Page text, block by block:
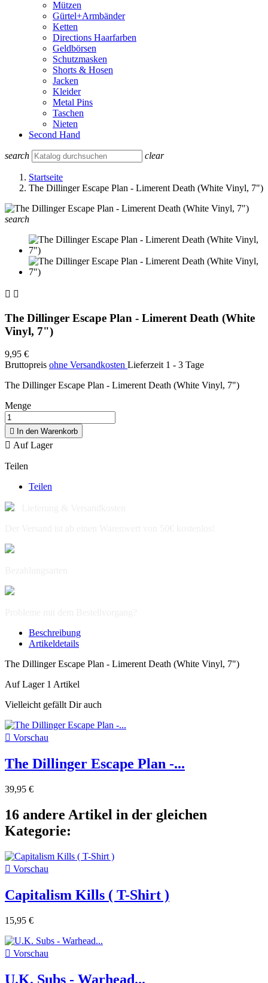
Mützen
Gürtel+Armbänder
Ketten
Directions Haarfarben
Geldbörsen
Schutzmasken
Shorts & Hosen
Jacken
Kleider
Metal Pins
Taschen
Nieten
Second Hand
search clear
Startseite
The Dillinger Escape Plan - Limerent Death (White Vinyl, 7")
search
 
The Dillinger Escape Plan - Limerent Death (White
Vinyl, 7")
9,95 €
Bruttopreis ohne Versandkosten Lieferzeit 1 - 3 Tage
The Dillinger Escape Plan - Limerent Death (White Vinyl, 7")
Menge
 In den Warenkorb
 Auf Lager
Teilen
Teilen
Beschreibung
Artikeldetails
The Dillinger Escape Plan - Limerent Death (White Vinyl, 7")
Auf Lager 1 Artikel
Vielleicht gefällt Dir auch
 Vorschau
The Dillinger Escape Plan -...
39,95 €
16 andere Artikel in der gleichen
Kategorie:
 Vorschau
Capitalism Kills ( T-Shirt )
15,95 €
 Vorschau
U.K. Subs - Warhead...